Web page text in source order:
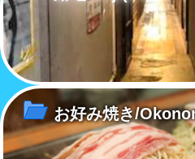
お好み焼き/